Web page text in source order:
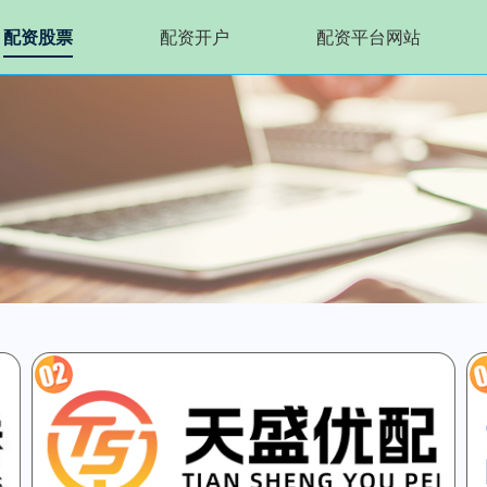
配资股票 配资开户 配资平台网站